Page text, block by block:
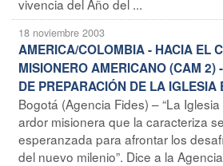
vivencia del Año del ...
18 noviembre 2003
AMERICA/COLOMBIA - HACIA EL
MISIONERO AMERICANO (CAM 2)
DE PREPARACIÓN DE LA IGLESIA
Bogotá (Agencia Fides) – “La
ardor misionera que la caracteriza
esperanzada para afrontar los
del nuevo milenio”. Dice a la